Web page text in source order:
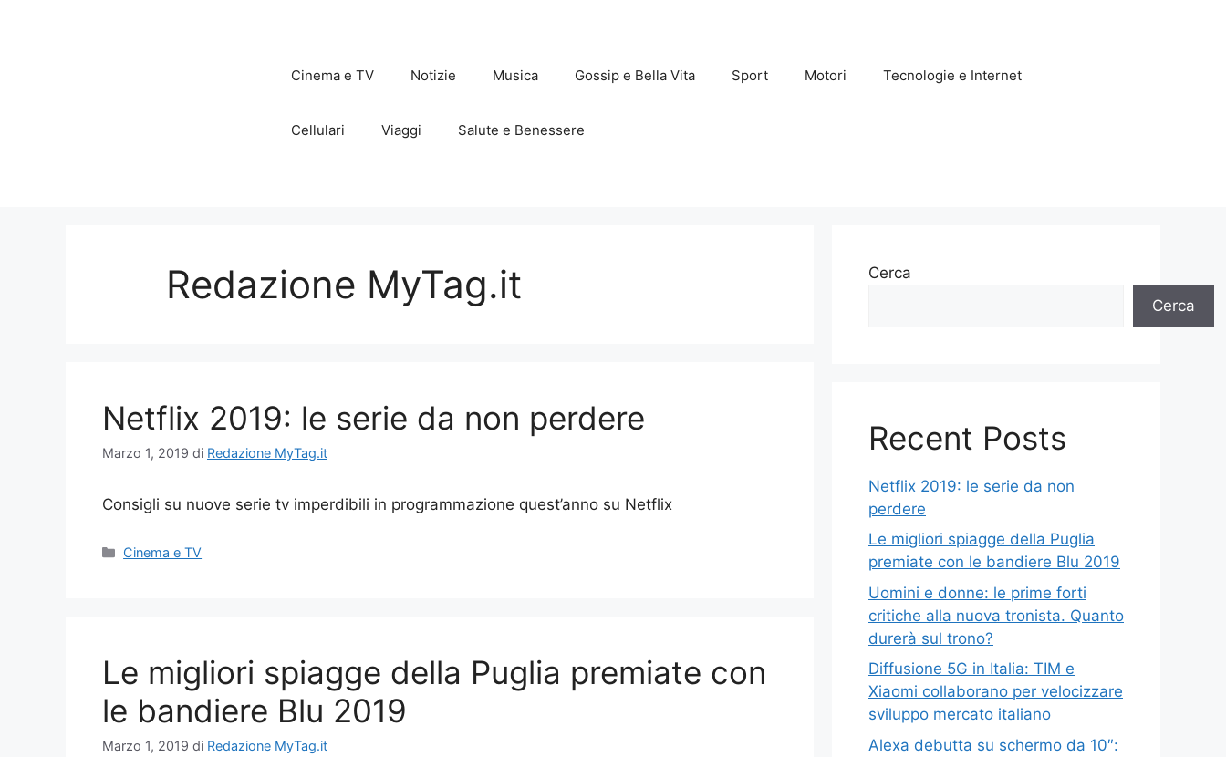
Cinema e TV Notizie Musica Gossip e Bella Vita Sport Motori Tecnologie e Internet
Cellulari Viaggi Salute e Benessere
Redazione MyTag.it
Netflix 2019: le serie da non perdere
Marzo 1, 2019 di Redazione MyTag.it
Consigli su nuove serie tv imperdibili in programmazione quest’anno su Netflix
Categorie
Cinema e TV
Le migliori spiagge della Puglia premiate con
le bandiere Blu 2019
Marzo 1, 2019 di Redazione MyTag.it
Cerca
Cerca
Recent Posts
Netflix 2019: le serie da non
perdere
Le migliori spiagge della Puglia
premiate con le bandiere Blu 2019
Uomini e donne: le prime forti
critiche alla nuova tronista. Quanto
durerà sul trono?
Diffusione 5G in Italia: TIM e
Xiaomi collaborano per velocizzare
sviluppo mercato italiano
Alexa debutta su schermo da 10″: